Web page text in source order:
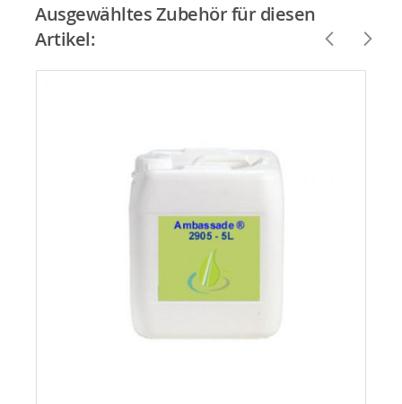
Ausgewähltes Zubehör für diesen
Artikel: